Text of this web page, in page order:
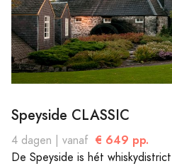
Speyside CLASSIC
4 dagen | vanaf € 649 pp.
De Speyside is hét